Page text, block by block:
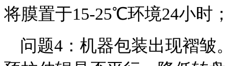
将膜置于15-25℃环境24小时
问题4：机器包装出现褶